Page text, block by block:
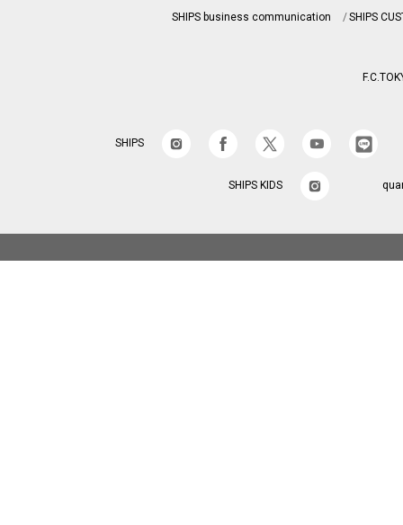
SHIPS business communication SHIPS
SHIPS
SHIPS KIDS